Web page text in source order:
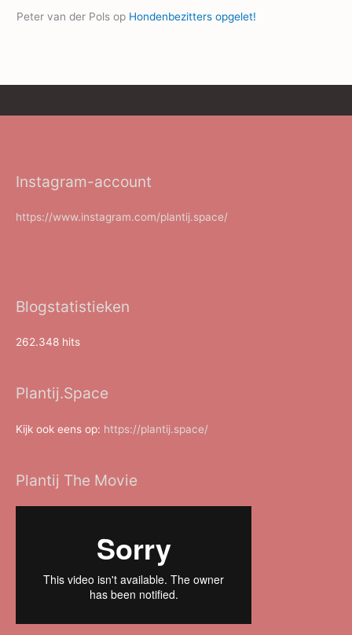
Peter van der Pols op Hondenbezitters opgelet!
Instagram-account
https://www.instagram.com/plantij.space/
Blogstatistieken
262.348 hits
Plantij.Space
Kijk ook eens op: https://plantij.space/
Plantij The Movie